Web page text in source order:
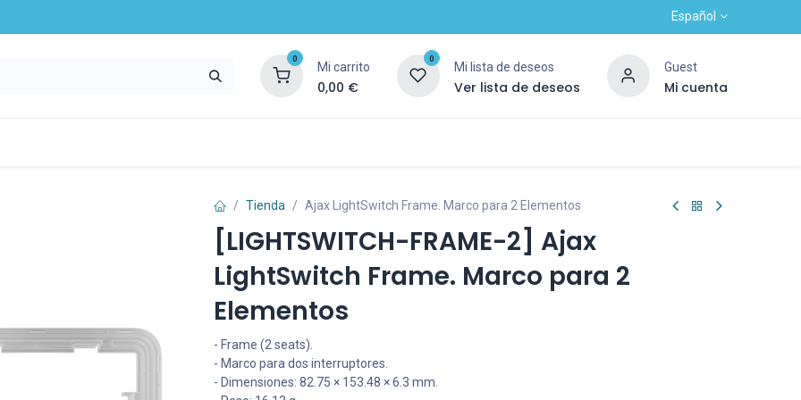
Español
0
Mi carrito
0,00 €
0
Mi lista de deseos
Ver lista de deseos
Guest
Mi cuenta
Tienda Ajax LightSwitch Frame. Marco para 2 Elementos
[LIGHTSWITCH-FRAME-2] Ajax
LightSwitch Frame. Marco para 2
Elementos
- Frame (2 seats).
- Marco para dos interruptores.
- Dimensiones: 82.75 × 153.48 × 6.3 mm.